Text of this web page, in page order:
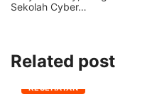
Sekolah Cyber…
Related post
KESEHATAN